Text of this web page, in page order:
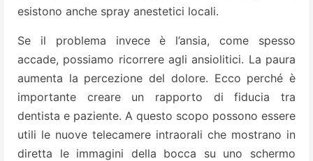
esistono anche spray anestetici locali.
Se il problema invece è l’ansia, come spesso
accade, possiamo ricorrere agli ansiolitici. La paura
aumenta la percezione del dolore. Ecco perché è
importante creare un rapporto di fiducia tra
dentista e paziente. A questo scopo possono essere
utili le nuove telecamere intraorali che mostrano in
diretta le immagini della bocca su uno schermo